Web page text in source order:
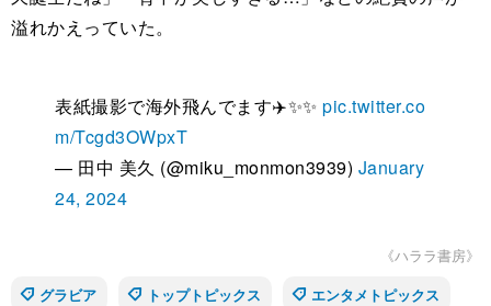
溢れかえっていた。
表紙撮影で海外飛んでます✈️✨✨ pic.twitter.co
m/Tcgd3OWpxT
— 田中 美久 (@miku_monmon3939) January
24, 2024
《ハララ書房》
グラビア
トップトピックス エンタメトピックス